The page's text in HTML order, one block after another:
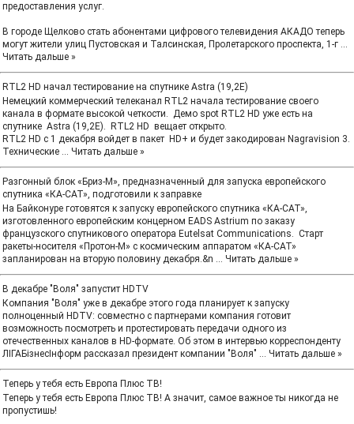
предоставления услуг.
В городе Щелково стать абонентами цифрового телевидения АКАДО теперь
могут жители улиц Пустовская и Талсинская, Пролетарского проспекта, 1-г ...
Читать дальше »
RTL2 HD начал тестирование на спутнике Astra (19,2E)
Немецкий коммерческий телеканал RTL2 начала тестирование своего
канала в формате высокой четкости. Демо spot RTL2 HD уже есть на
спутнике Astra (19,2E). RTL2 HD вещает открыто.
RTL2 HD с 1 декабря войдет в пакет HD+ и будет закодирован Nagravision 3.
Технические ... Читать дальше »
Разгонный блок «Бриз-М», предназначенный для запуска европейского
спутника «КА-САТ», подготовили к заправке
На Байконуре готовятся к запуску европейского спутника «КА-САТ»,
изготовленного европейским концерном EADS Astrium по заказу
французского спутникового оператора Eutelsat Communications. Старт
ракеты-носителя «Протон-М» с космическим аппаратом «КА-САТ»
запланирован на вторую половину декабря.&n ... Читать дальше »
В декабре "Воля" запустит HDTV
Компания "Воля" уже в декабре этого года планирует к запуску
полноценный HDTV: совместно с партнерами компания готовит
возможность посмотреть и протестировать передачи одного из
отечественных каналов в HD-формате. Об этом в интервью корреспонденту
ЛІГАБізнесІнформ рассказал президент компании "Воля" ... Читать дальше »
Теперь у тебя есть Европа Плюс ТВ!
Теперь у тебя есть Европа Плюс ТВ! А значит, самое важное ты никогда не
пропустишь!